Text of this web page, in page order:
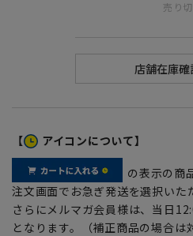
売り
【 アイコンについて】
の表示の商
注文画面でお急ぎ発送を選択いた
さらにメルマガ会員様は、当日
となります。（補正商品の場合は